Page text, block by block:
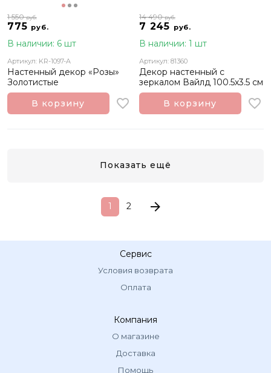
775 руб.
1 550руб.
В наличии: 6 шт
Артикул: KR-1097-A
Настенный декор «Розы»
Золотистые
В корзину
7 245 руб.
14 490руб.
В наличии: 1 шт
Артикул: 81360
Декор настенный с
зеркалом Вайлд 100.5х3.5 см
В корзину
Показать ещё
1 2
Сервис
Условия возврата
Оплата
Компания
О магазине
Доставка
Помощь